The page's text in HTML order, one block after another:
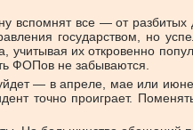
вспомнят все — от
государством, но
учитывая их откровенно
ФОПов не забываются.
— в апреле, мае или
точно проиграет.